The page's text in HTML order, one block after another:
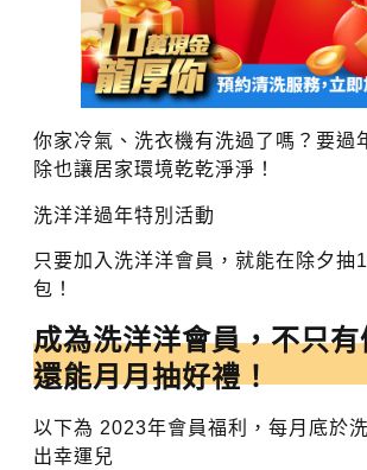
你家冷氣、洗衣機有洗過了嗎？要過
除也讓居家環境乾乾淨淨！
洗洋洋過年特別活動
只要加入洗洋洋會員，就能在除夕抽
包！
成為洗洋洋會員，不只
還能月月抽好禮！
以下為 2023年會員福利，每月底於
出幸運兒